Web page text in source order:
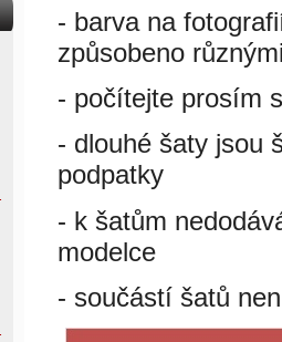
- barva na
způsobeno
- počítejte prosím
- dlouhé šaty jsou
podpatky
- k šatům
modelce
- součástí šatů